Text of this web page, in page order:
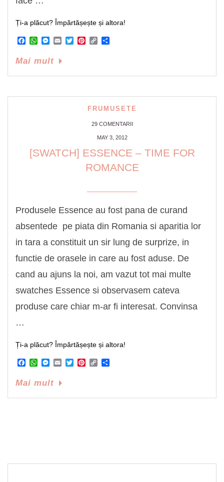
Ți-a plăcut? Împărtășește și altora!
Facebook
WhatsApp
Messenger
EmailTwitterPinterest
Copy
Mai mult
FRUMUSETE
29 COMENTARII
MAY 3, 2012
[SWATCH] ESSENCE – TIME FOR
ROMANCE
Produsele Essence au fost pana de curand
absentede pe piata din Romania si aparitia lor
in tara a constituit un sir lung de surprize, in
functie de orasele in care au fost aduse. De
cand au ajuns la noi, am vazut tot mai multe
swatches Essence si observasem cateva
produse care chiar m-ar fi interesat. Convinsa
…
Ți-a plăcut? Împărtășește și altora!
Facebook
WhatsApp
Messenger
EmailTwitterPinterest
Copy
Mai mult